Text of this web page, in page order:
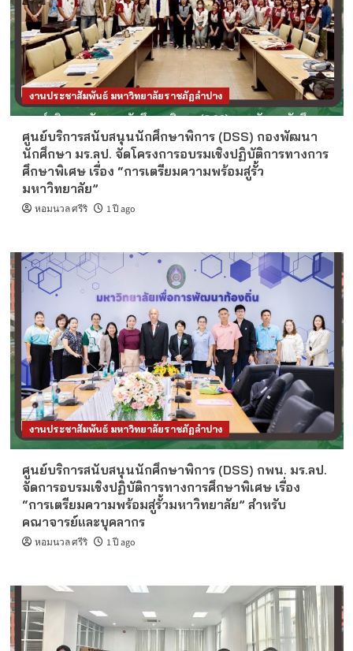
งานประชาสัมพันธ์ มหาวิทยาลัยราชภัฏลำปาง
ศูนย์บริการสนับสนุนนักศึกษาพิการ (DSS) กองพัฒนา
นักศึกษา มร.ลป. จัดโครงการอบรมเชิงปฏิบัติการทางการ
ศึกษาพิเศษ เรื่อง “การเตรียมความพร้อมสู่รั้ว
มหาวิทยาลัย”
หอมนวล ศรีริ 1 ปี ago
งานประชาสัมพันธ์ มหาวิทยาลัยราชภัฏลำปาง
ศูนย์บริการสนับสนุนนักศึกษาพิการ (DSS) กพน. มร.ลป.
จัดการอบรมเชิงปฏิบัติการทางการศึกษาพิเศษ เรื่อง
“การเตรียมความพร้อมสู่รั้วมหาวิทยาลัย” สำหรับ
คณาจารย์และบุคลากร
หอมนวล ศรีริ 1 ปี ago